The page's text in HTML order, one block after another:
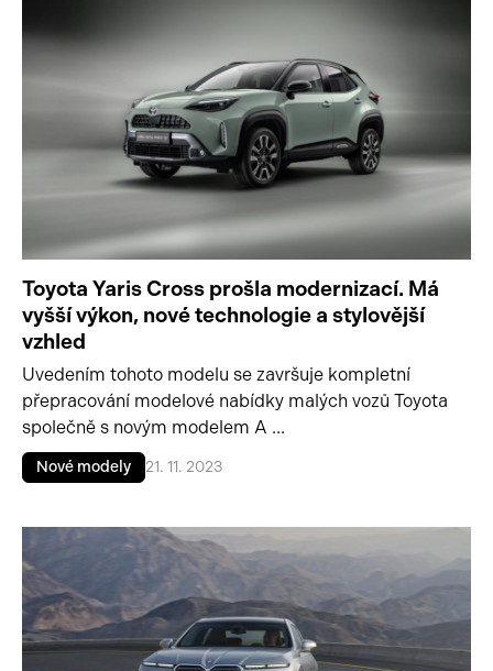
Toyota Yaris Cross prošla modernizací. Má
vyšší výkon, nové technologie a stylovější
vzhled
Uvedením tohoto modelu se završuje kompletní
přepracování modelové nabídky malých vozů Toyota
společně s novým modelem A ...
Nové modely 21. 11. 2023